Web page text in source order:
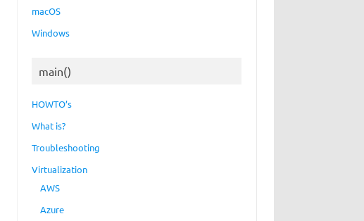
macOS
Windows
main()
HOWTO’s
What is?
Troubleshooting
Virtualization
AWS
Azure